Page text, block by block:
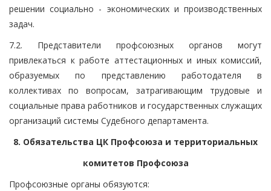
решении социально - экономических и производственных
задач.
7.2. Представители профсоюзных органов могут
привлекаться к работе аттестационных и иных комиссий,
образуемых по представлению работодателя в
коллективах по вопросам, затрагивающим трудовые и
социальные права работников и государственных служащих
организаций системы Судебного департамента.
8. Обязательства ЦК Профсоюза и территориальных
комитетов Профсоюза
Профсоюзные органы обязуются: